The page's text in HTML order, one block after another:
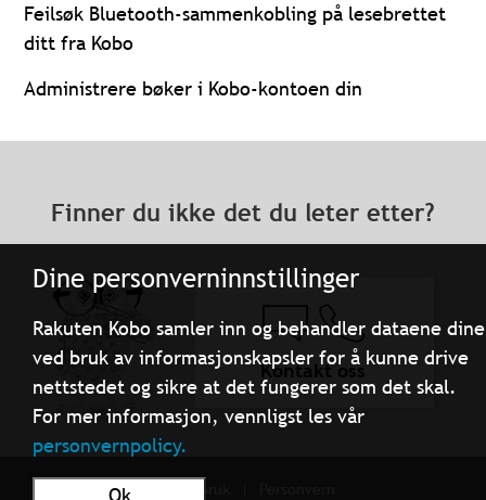
Dine personverninnstillinger
Rakuten Kobo samler inn og behandler dataene dine
ved bruk av informasjonskapsler for å kunne drive
nettstedet og sikre at det fungerer som det skal.
For mer informasjon, vennligst les vår
personvernpolicy.
Feilsøk Bluetooth-sammenkobling på lesebrettet
ditt fra Kobo
Administrere bøker i Kobo-kontoen din
Finner du ikke det du leter etter?
Kontakt oss